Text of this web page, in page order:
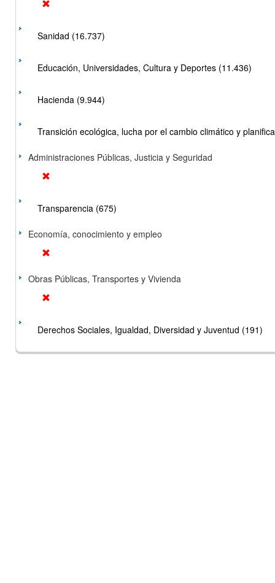
Sanidad (16.737)
Educación, Universidades, Cultura y Deportes (11.436)
Hacienda (9.944)
Transición ecológica, lucha por el cambio climático y
Administraciones Públicas, Justicia y Seguridad
Transparencia (675)
Economía, conocimiento y empleo
Obras Públicas, Transportes y Vivienda
Derechos Sociales, Igualdad, Diversidad y Juventud (191)